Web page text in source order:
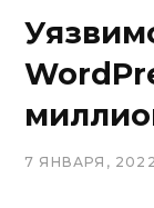
7 ЯНВАРЯ, 2022